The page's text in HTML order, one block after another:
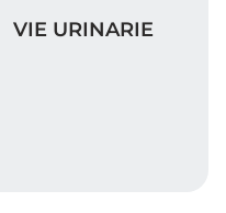
VIE URINARIE
VIE URINARIE